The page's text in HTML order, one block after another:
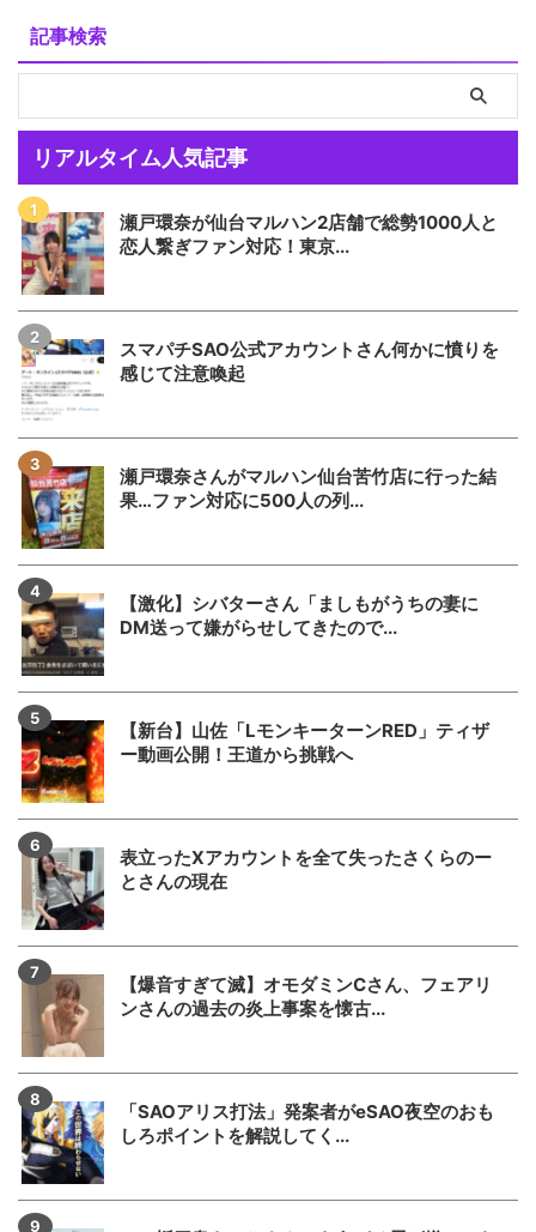
記事検索
リアルタイム人気記事
瀬戸環奈が仙台マルハン2店舗で総勢1000人と
恋人繋ぎファン対応！東京...
スマパチSAO公式アカウントさん何かに憤りを
感じて注意喚起
瀬戸環奈さんがマルハン仙台苦竹店に行った結
果…ファン対応に500人の列...
【激化】シバターさん「ましもがうちの妻に
DM送って嫌がらせしてきたので...
【新台】山佐「LモンキーターンRED」ティザ
ー動画公開！王道から挑戦へ
表立ったXアカウントを全て失ったさくらのー
とさんの現在
【爆音すぎて滅】オモダミンCさん、フェアリ
ンさんの過去の炎上事案を懐古...
「SAOアリス打法」発案者がeSAO夜空のおも
しろポイントを解説してく...